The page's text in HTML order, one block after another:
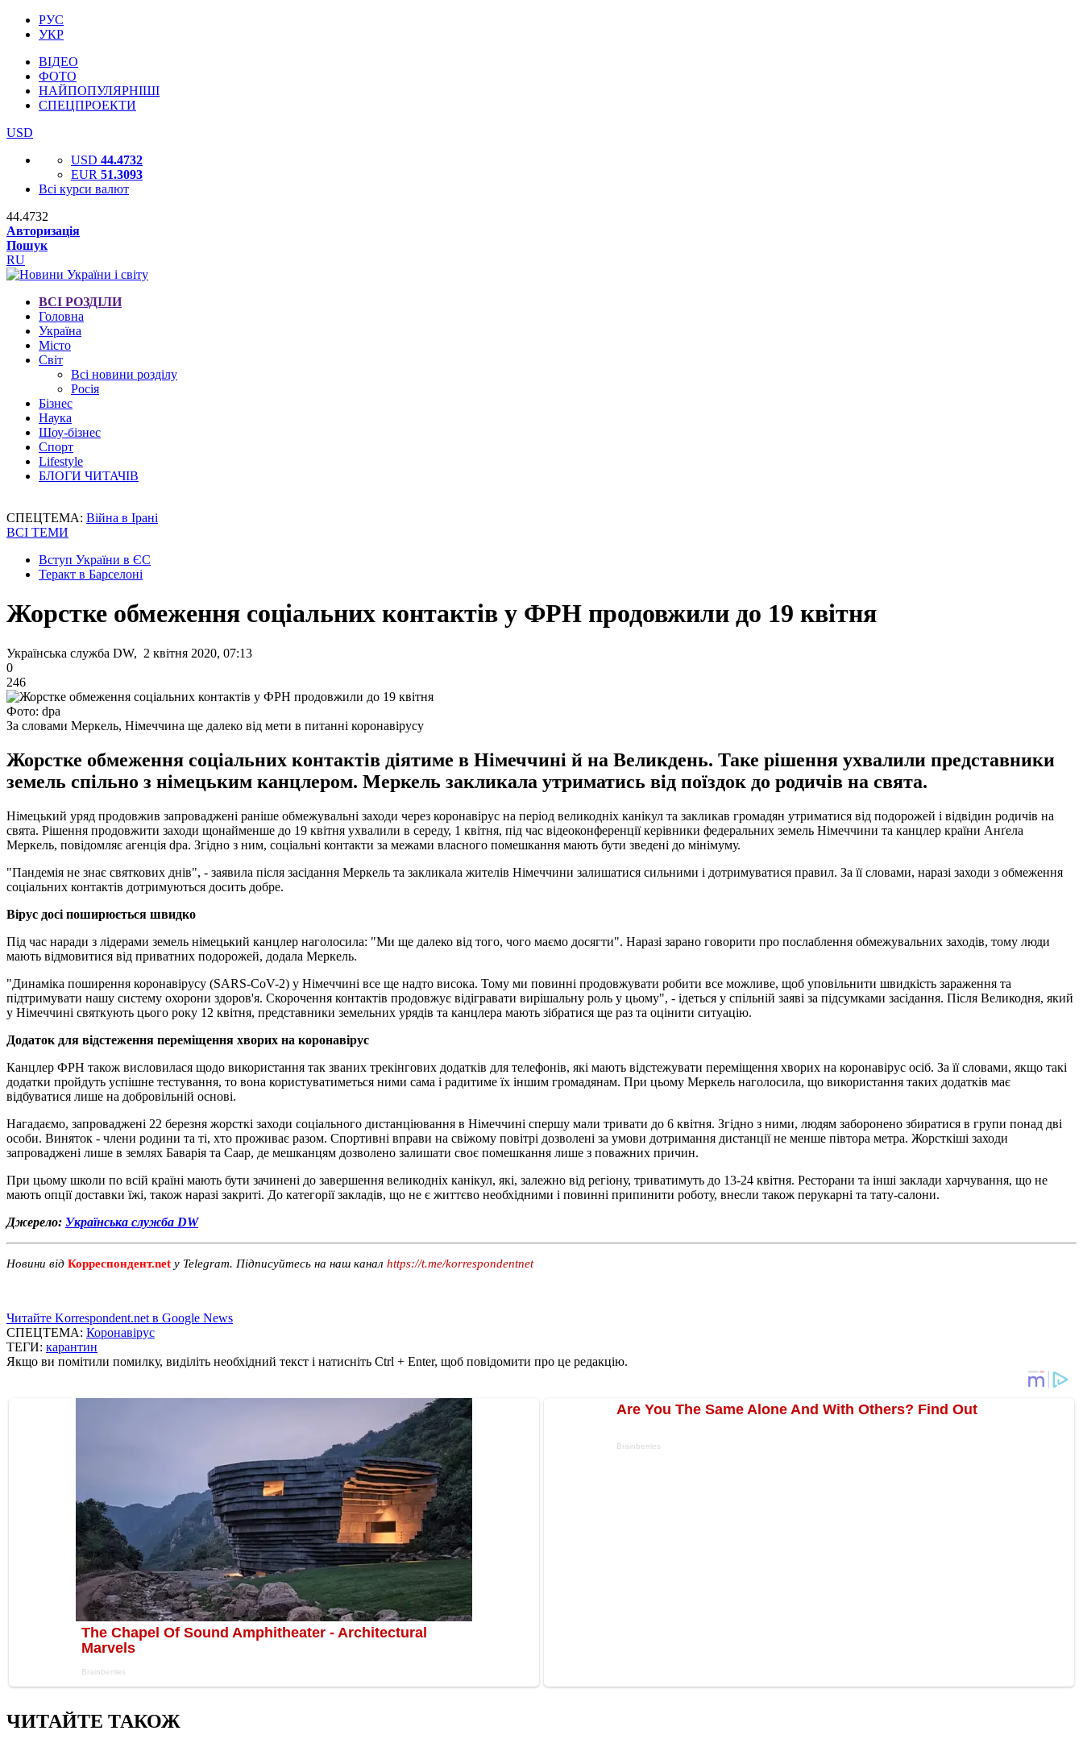
РУС
УКР
ВІДЕО
ФОТО
НАЙПОПУЛЯРНІШІ
СПЕЦПРОЕКТИ
USD
USD 44.4732
EUR 51.3093
Всі курси валют
44.4732
Авторизація
Пошук
RU
ВСІ РОЗДІЛИ
Головна
Україна
Місто
Світ
Всі новини розділу
Росія
Бізнес
Наука
Шоу-бізнес
Спорт
Lifestyle
БЛОГИ ЧИТАЧІВ
СПЕЦТЕМА: Війна в Ірані
ВСІ ТЕМИ
Вступ України в ЄС
Теракт в Барселоні
Жорстке обмеження соціальних контактів у ФРН продовжили до 19 квітня
Українська служба DW, 2 квітня 2020, 07:13
0
246
Фото: dpa
За словами Меркель, Німеччина ще далеко від мети в питанні коронавірусу
Жорстке обмеження соціальних контактів діятиме в Німеччині й на Великдень. Таке рішення ухвалили представники
земель спільно з німецьким канцлером. Меркель закликала утриматись від поїздок до родичів на свята.
Німецький уряд продовжив запроваджені раніше обмежувальні заходи через коронавірус на період великодніх канікул та закликав громадян утриматися від подорожей і відвідин родичів на
свята. Рішення продовжити заходи щонайменше до 19 квітня ухвалили в середу, 1 квітня, під час відеоконференції керівники федеральних земель Німеччини та канцлер країни Анґела
Меркель, повідомляє агенція dpa. Згідно з ним, соціальні контакти за межами власного помешкання мають бути зведені до мінімуму.
"Пандемія не знає святкових днів", - заявила після засідання Меркель та закликала жителів Німеччини залишатися сильними і дотримуватися правил. За її словами, наразі заходи з обмеження
соціальних контактів дотримуються досить добре.
Вірус досі поширюється швидко
Під час наради з лідерами земель німецький канцлер наголосила: "Ми ще далеко від того, чого маємо досягти". Наразі зарано говорити про послаблення обмежувальних заходів, тому люди
мають відмовитися від приватних подорожей, додала Меркель.
"Динаміка поширення коронавірусу (SARS-CoV-2) у Німеччині все ще надто висока. Тому ми повинні продовжувати робити все можливе, щоб уповільнити швидкість зараження та
підтримувати нашу систему охорони здоров'я. Скорочення контактів продовжує відігравати вирішальну роль у цьому", - ідеться у спільній заяві за підсумками засідання. Після Великодня, який
у Німеччині святкують цього року 12 квітня, представники земельних урядів та канцлера мають зібратися ще раз та оцінити ситуацію.
Додаток для відстеження переміщення хворих на коронавірус
Канцлер ФРН також висловилася щодо використання так званих трекінгових додатків для телефонів, які мають відстежувати переміщення хворих на коронавірус осіб. За її словами, якщо такі
додатки пройдуть успішне тестування, то вона користуватиметься ними сама і радитиме їх іншим громадянам. При цьому Меркель наголосила, що використання таких додатків має
відбуватися лише на добровільній основі.
Нагадаємо, запроваджені 22 березня жорсткі заходи соціального дистанціювання в Німеччині спершу мали тривати до 6 квітня. Згідно з ними, людям заборонено збиратися в групи понад дві
особи. Виняток - члени родини та ті, хто проживає разом. Спортивні вправи на свіжому повітрі дозволені за умови дотримання дистанції не менше півтора метра. Жорсткіші заходи
запроваджені лише в землях Баварія та Саар, де мешканцям дозволено залишати своє помешкання лише з поважних причин.
При цьому школи по всій країні мають бути зачинені до завершення великодніх канікул, які, залежно від регіону, триватимуть до 13-24 квітня. Ресторани та інші заклади харчування, що не
мають опції доставки їжі, також наразі закриті. До категорії закладів, що не є життєво необхідними і повинні припинити роботу, внесли також перукарні та тату-салони.
Джерело: Українська служба DW
Новини від Корреспондент.net у Telegram. Підписуйтесь на наш канал https://t.me/korrespondentnet
Читайте Korrespondent.net в Google News
СПЕЦТЕМА: Коронавірус
ТЕГИ: карантин
Якщо ви помітили помилку, виділіть необхідний текст і натисніть Ctrl + Enter, щоб повідомити про це редакцію.
ЧИТАЙТЕ ТАКОЖ